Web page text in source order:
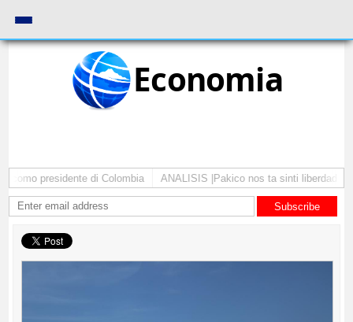
Economia
presidente di Colombia ANALISIS |Pakico nos ta sinti liberdad pa
Subscribe